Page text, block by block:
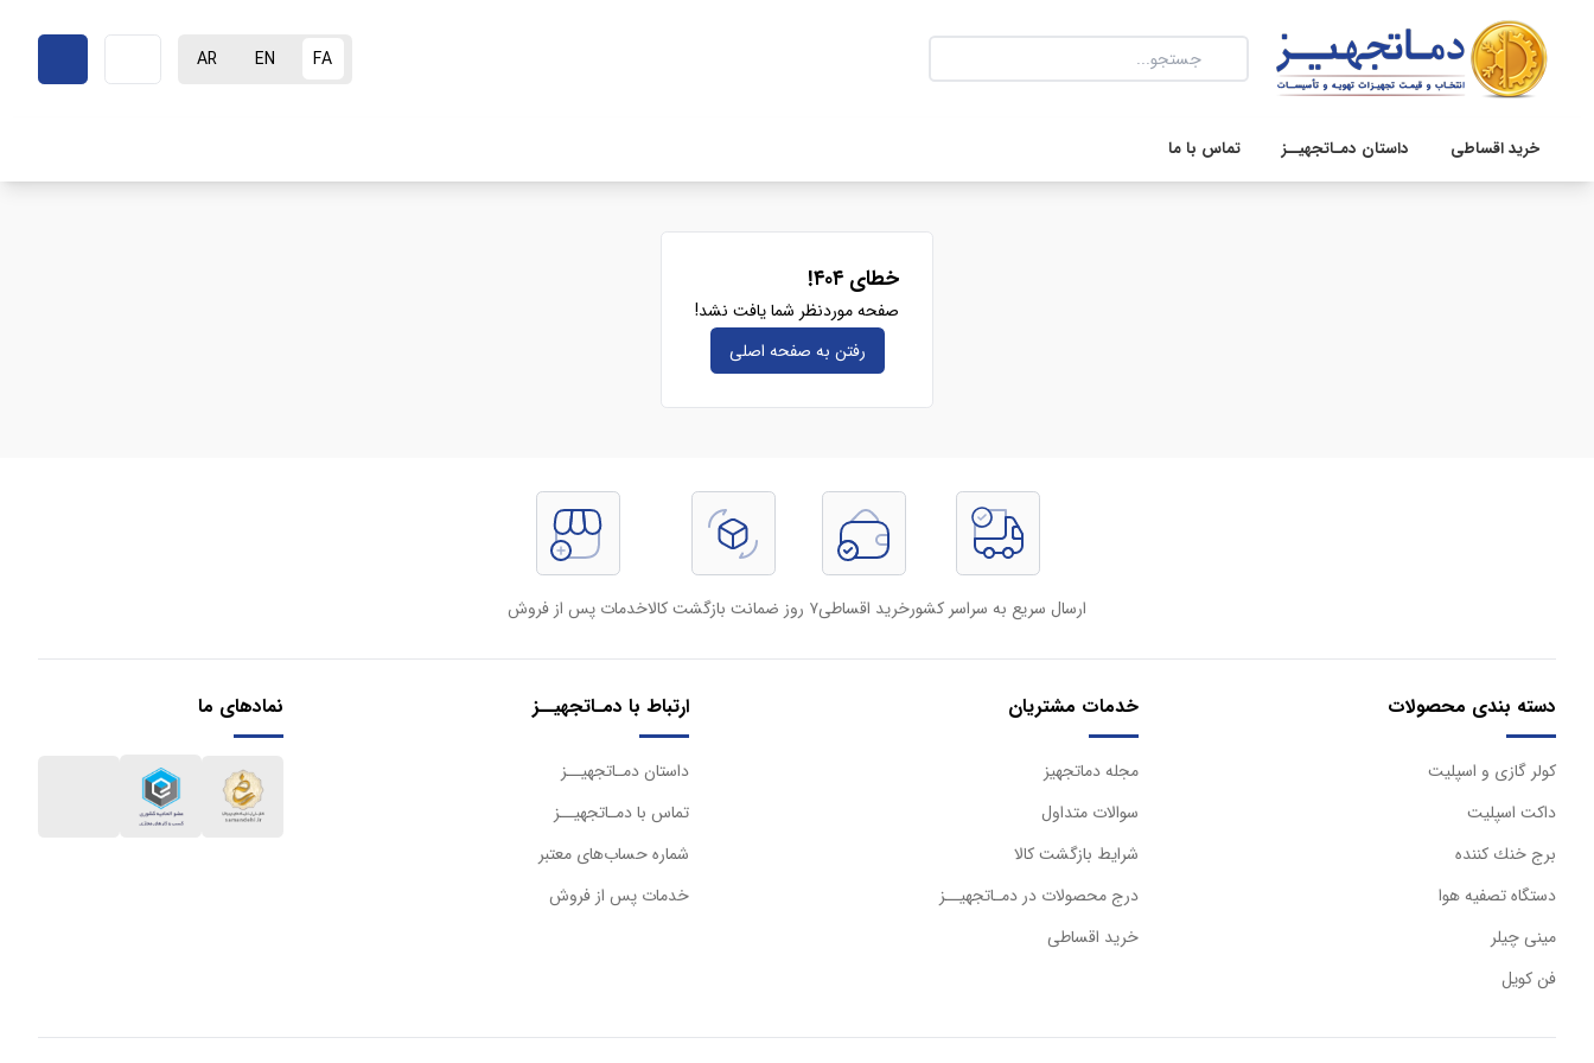
FA
EN
AR
خرید اقساطی داستان دمـاتجهیــز تماس با ما
خطای ۴۰۴!
صفحه موردنظر شما یافت نشد!
رفتن به صفحه‌ اصلی
ارسال سریع به سراسر کشورخرید اقساطی۷ روز ضمانت بازگشت کالا خدمات پس از فروش
دسته بندی محصولات
كولر گازی و اسپليت
داكت اسپليت
برج خنك كننده
دستگاه تصفيه هوا
مینی چیلر
فن کویل
خدمات مشتریان
مجله دماتجهیز
سوالات متداول
شرایط بازگشت کالا
درج محصولات در دمـاتجهیــز
خرید اقساطی
ارتباط با دمـاتجهیــز
داستان دمـاتجهیــز
تماس با دمـاتجهیــز
شماره حساب‌های معتبر
خدمات پس از فروش
نمادهای ما